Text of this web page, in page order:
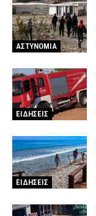
ΑΣΤΥΝΟΜΙΑ
ΕΙΔΗΣΕΙΣ
ΕΙΔΗΣΕΙΣ